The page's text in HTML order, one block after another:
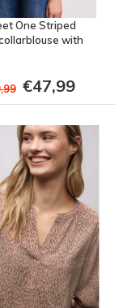
One Striped
with
€47,99